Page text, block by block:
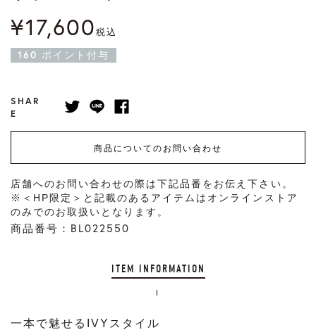
¥17,600税込
160 ポイント付与
SHAR
E
商品についてのお問い合わせ
店舗へのお問い合わせの際は下記品番をお伝え下さい。
※＜HP限定＞と記載のあるアイテムはオンラインストア
のみでのお取扱いとなります。
商品番号：BL022550
ITEM INFORMATION
一本で魅せるIVYスタイル